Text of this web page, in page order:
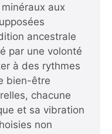
aux
ancestrale
par une volonté
à des rythmes
bien-être
chacune
et sa vibration
non